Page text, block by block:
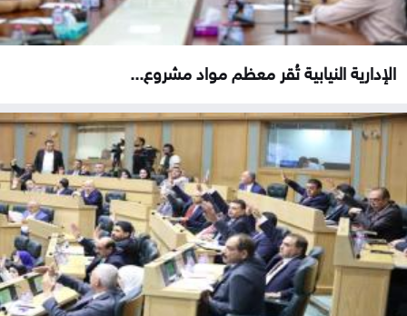
الإدارية النيابية تُقر معظم مواد مشروع...